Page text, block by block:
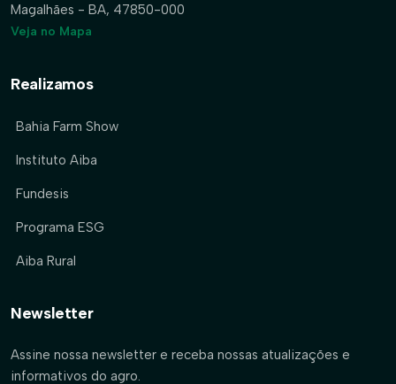
Magalhães - BA, 47850-000
Veja no Mapa
Realizamos
Bahia Farm Show
Instituto Aiba
Fundesis
Programa ESG
Aiba Rural
Newsletter
Assine nossa newsletter e receba nossas atualizações e
informativos do agro.